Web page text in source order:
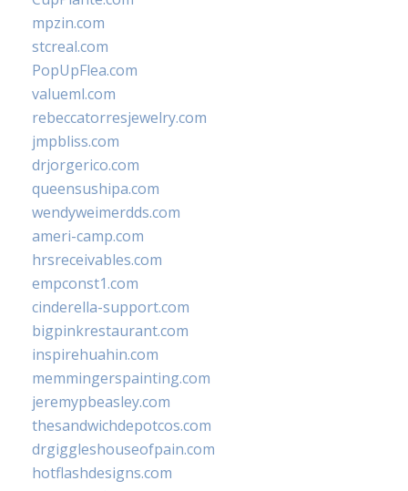
mpzin.com
stcreal.com
PopUpFlea.com
valueml.com
rebeccatorresjewelry.com
jmpbliss.com
drjorgerico.com
queensushipa.com
wendyweimerdds.com
ameri-camp.com
hrsreceivables.com
empconst1.com
cinderella-support.com
bigpinkrestaurant.com
inspirehuahin.com
memmingerspainting.com
jeremypbeasley.com
thesandwichdepotcos.com
drgiggleshouseofpain.com
hotflashdesigns.com